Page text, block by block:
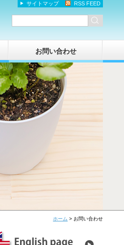
サイトマップ RSS FEED
お問い合わせ
ホーム > お問い合わせ